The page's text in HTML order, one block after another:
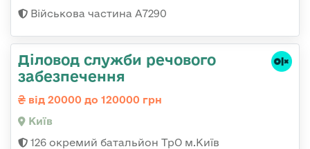
Військова частина А7290
Діловод служби речового
забезпечення
від 20000 до 120000 грн
Київ
126 окремий батальйон ТрО м.Київ